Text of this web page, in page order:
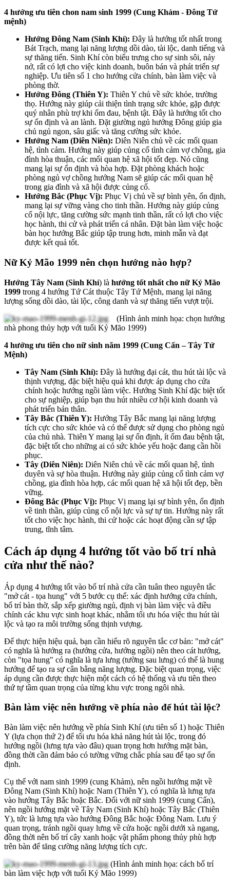
4 hướng ưu tiên chon nam sinh 1999 (Cung Khảm - Đông Tứ
mệnh)
Hướng Đông Nam (Sinh Khí): Đây là hướng tốt nhất trong
Bát Trạch, mang lại năng lượng dồi dào, tài lộc, danh tiếng và
sự thăng tiến. Sinh Khí còn biểu trưng cho sự sinh sôi, nảy
nở, rất có lợi cho việc kinh doanh, buôn bán và phát triển sự
nghiệp. Ưu tiên số 1 cho hướng cửa chính, bàn làm việc và
phòng thờ.
Hướng Đông (Thiên Y): Thiên Y chủ về sức khỏe, trường
thọ. Hướng này giúp cải thiện tình trạng sức khỏe, gặp được
quý nhân phù trợ khi ốm đau, bệnh tật. Đây là hướng tốt cho
sự ổn định và an lành. Đặt giường ngủ hướng Đông giúp gia
chủ ngủ ngon, sâu giấc và tăng cường sức khỏe.
Hướng Nam (Diên Niên): Diên Niên chủ về các mối quan
hệ, tình cảm. Hướng này giúp củng cố tình cảm vợ chồng, gia
đình hòa thuận, các mối quan hệ xã hội tốt đẹp. Nó cũng
mang lại sự ổn định và hòa hợp. Đặt phòng khách hoặc
phòng ngủ vợ chồng hướng Nam sẽ giúp các mối quan hệ
trong gia đình và xã hội được củng cố.
Hướng Bắc (Phục Vị): Phục Vị chủ về sự bình yên, ổn định,
mang lại sự vững vàng cho tinh thần. Hướng này giúp củng
cố nội lực, tăng cường sức mạnh tinh thần, rất có lợi cho việc
học hành, thi cử và phát triển cá nhân. Đặt bàn làm việc hoặc
bàn học hướng Bắc giúp tập trung hơn, minh mẫn và đạt
được kết quả tốt.
Nữ Kỷ Mão 1999 nên chọn hướng nào hợp?
Hướng Tây Nam (Sinh Khí) là hướng tốt nhất cho nữ Kỷ Mão
1999 trong 4 hướng Tứ Cát thuộc Tây Tứ Mệnh, mang lại năng
lượng sống dồi dào, tài lộc, công danh và sự thăng tiến vượt trội.
(Hình ảnh minh họa: chọn hướng
nhà phong thủy hợp với tuổi Kỷ Mão 1999)
4 hướng ưu tiên cho nữ sinh năm 1999 (Cung Cấn – Tây Tứ
Mệnh)
Tây Nam (Sinh Khí): Đây là hướng đại cát, thu hút tài lộc và
thịnh vượng, đặc biệt hiệu quả khi được áp dụng cho cửa
chính hoặc hướng ngồi làm việc. Hướng Sinh Khí đặc biệt tốt
cho sự nghiệp, giúp bạn thu hút nhiều cơ hội kinh doanh và
phát triển bản thân.
Tây Bắc (Thiên Y): Hướng Tây Bắc mang lại năng lượng
tích cực cho sức khỏe và có thể được sử dụng cho phòng ngủ
của chủ nhà. Thiên Y mang lại sự ổn định, ít ốm đau bệnh tật,
đặc biệt tốt cho những ai có sức khỏe yếu hoặc đang cần hồi
phục.
Tây (Diên Niên): Diên Niên chủ về các mối quan hệ, tình
duyên và sự hòa thuận. Hướng này giúp củng cố tình cảm vợ
chồng, gia đình hòa hợp, các mối quan hệ xã hội tốt đẹp, bền
vững.
Đông Bắc (Phục Vị): Phục Vị mang lại sự bình yên, ổn định
về tinh thần, giúp củng cố nội lực và sự tự tin. Hướng này rất
tốt cho việc học hành, thi cử hoặc các hoạt động cần sự tập
trung, tĩnh tâm.
Cách áp dụng 4 hướng tốt vào bố trí nhà
cửa như thế nào?
Áp dụng 4 hướng tốt vào bố trí nhà cửa cần tuân theo nguyên tắc
"mở cát - tọa hung" với 5 bước cụ thể: xác định hướng cửa chính,
bố trí bàn thờ, sắp xếp giường ngủ, định vị bàn làm việc và điều
chỉnh các khu vực sinh hoạt khác, nhằm tối ưu hóa việc thu hút tài
lộc và tạo ra môi trường sống thịnh vượng.
Để thực hiện hiệu quả, bạn cần hiểu rõ nguyên tắc cơ bản: "mở cát"
có nghĩa là hướng ra (hướng cửa, hướng ngồi) nên theo cát hướng,
còn "tọa hung" có nghĩa là tựa lưng (tường sau lưng) có thể là hung
hướng để tạo ra sự cân bằng năng lượng. Đặc biệt quan trọng, việc
áp dụng cần được thực hiện một cách có hệ thống và ưu tiên theo
thứ tự tầm quan trọng của từng khu vực trong ngôi nhà.
Bàn làm việc nên hướng về phía nào để hút tài lộc?
Bàn làm việc nên hướng về phía Sinh Khí (ưu tiên số 1) hoặc Thiên
Y (lựa chọn thứ 2) để tối ưu hóa khả năng hút tài lộc, trong đó
hướng ngồi (lưng tựa vào đâu) quan trọng hơn hướng mặt bàn,
đồng thời cần đảm bảo có tường vững chắc phía sau để tạo sự ổn
định.
Cụ thể với nam sinh 1999 (cung Khảm), nên ngồi hướng mặt về
Đông Nam (Sinh Khí) hoặc Nam (Thiên Y), có nghĩa là lưng tựa
vào hướng Tây Bắc hoặc Bắc. Đối với nữ sinh 1999 (cung Cấn),
nên ngồi hướng mặt về Tây Nam (Sinh Khí) hoặc Tây Bắc (Thiên
Y), tức là lưng tựa vào hướng Đông Bắc hoặc Đông Nam. Lưu ý
quan trọng, tránh ngồi quay lưng về cửa hoặc ngồi dưới xà ngang,
đồng thời nên bố trí cây xanh hoặc vật phẩm phong thủy phù hợp
trên bàn để tăng cường năng lượng tích cực.
(Hình ảnh minh họa: cách bố trí
bàn làm việc hợp với tuổi Kỷ Mão 1999)